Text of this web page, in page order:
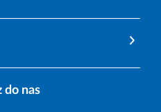
do nas